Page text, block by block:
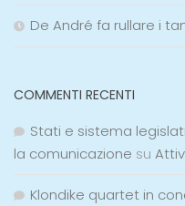
De André fa rullare i
COMMENTI RECENTI
Stati e sistema
la comunicazione su
Klondike quartet in